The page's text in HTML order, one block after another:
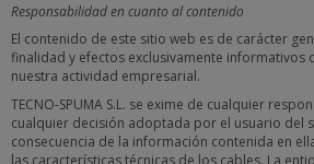
Responsabilidad en cuanto al contenido
El contenido de este sitio web es de carácter
finalidad y efectos exclusivamente informativos
nuestra actividad empresarial.
TECNO-SPUMA S.L. se exime de cualquier
cualquier decisión adoptada por el usuario del
consecuencia de la información contenida en
las características técnicas de los cables. La